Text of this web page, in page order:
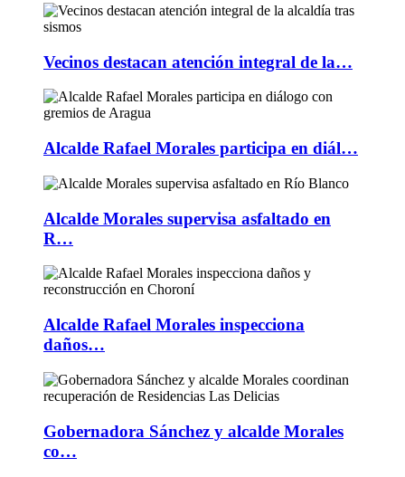
Vecinos destacan atención integral de la…
Alcalde Rafael Morales participa en diál…
Alcalde Morales supervisa asfaltado en
R…
Alcalde Rafael Morales inspecciona
daños…
Gobernadora Sánchez y alcalde Morales
co…